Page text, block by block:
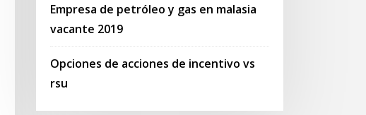
Empresa de petróleo y gas en malasia
vacante 2019
Opciones de acciones de incentivo vs
rsu